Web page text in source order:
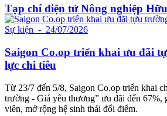
Tạp chí điện tử Nông nghiệp
Sự kiện - 24/07/2026
Saigon Co.op triển khai ưu đãi
lực chi tiêu
Từ 23/7 đến 5/8, Saigon Co.op triển khai
trường - Giá yêu thương” ưu đãi đến 67%,
viên, mở rộng hệ sinh thái đổi điểm.